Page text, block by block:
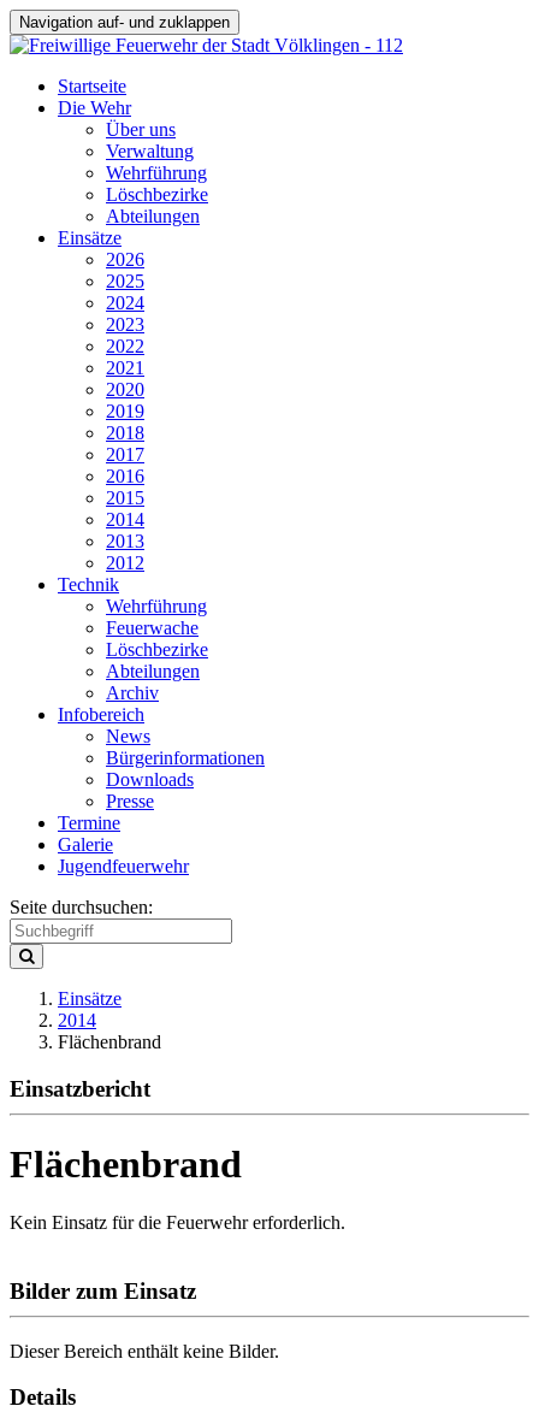
Navigation auf- und zuklappen
Startseite
Die Wehr
Über uns
Verwaltung
Wehrführung
Löschbezirke
Abteilungen
Einsätze
2026
2025
2024
2023
2022
2021
2020
2019
2018
2017
2016
2015
2014
2013
2012
Technik
Wehrführung
Feuerwache
Löschbezirke
Abteilungen
Archiv
Infobereich
News
Bürgerinformationen
Downloads
Presse
Termine
Galerie
Jugendfeuerwehr
Seite durchsuchen:
Einsätze
2014
Flächenbrand
Einsatzbericht
Flächenbrand
Kein Einsatz für die Feuerwehr erforderlich.
Bilder zum Einsatz
Dieser Bereich enthält keine Bilder.
Details